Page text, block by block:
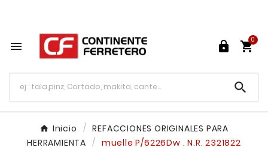
  
0

Inicio
REFACCIONES ORIGINALES PARA
HERRAMIENTA
muelle P/6226Dw . N.R. 2321822